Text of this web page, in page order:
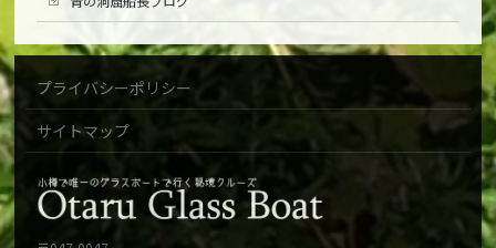
プライバシーポリシー
サイトマップ